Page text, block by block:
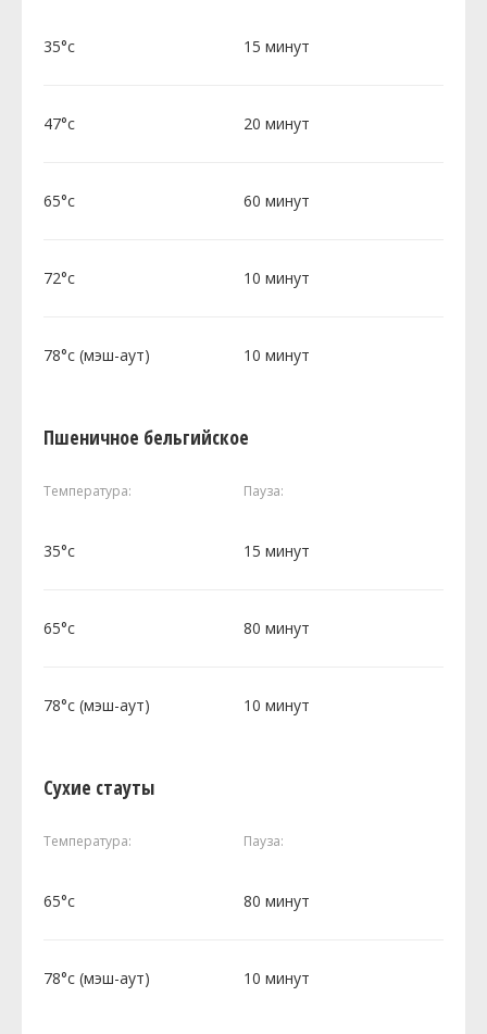
35°c 15 минут
47°c 20 минут
65°c 60 минут
72°c 10 минут
78°c (мэш-аут) 10 минут
Пшеничное бельгийское
Температура: Пауза:
35°c 15 минут
65°c 80 минут
78°c (мэш-аут) 10 минут
Сухие стауты
Температура: Пауза:
65°c 80 минут
78°c (мэш-аут) 10 минут